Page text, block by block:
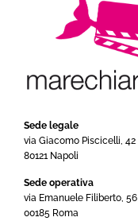
Sede legale
via Giacomo Piscicelli, 42
80121 Napoli
Sede operativa
via Emanuele Filiberto, 56
00185 Roma